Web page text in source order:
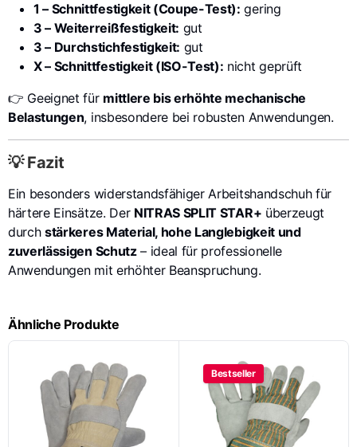
1 – Schnittfestigkeit (Coupe-Test): gering
3 – Weiterreißfestigkeit: gut
3 – Durchstichfestigkeit: gut
X – Schnittfestigkeit (ISO-Test): nicht geprüft
👉 Geeignet für mittlere bis erhöhte mechanische
Belastungen, insbesondere bei robusten Anwendungen.
💡 Fazit
Ein besonders widerstandsfähiger Arbeitshandschuh für
härtere Einsätze. Der NITRAS SPLIT STAR+ überzeugt
durchstärkeres Material, hohe Langlebigkeit und
zuverlässigen Schutz– ideal für professionelle
Anwendungen mit erhöhter Beanspruchung.
Ähnliche Produkte
Bestseller